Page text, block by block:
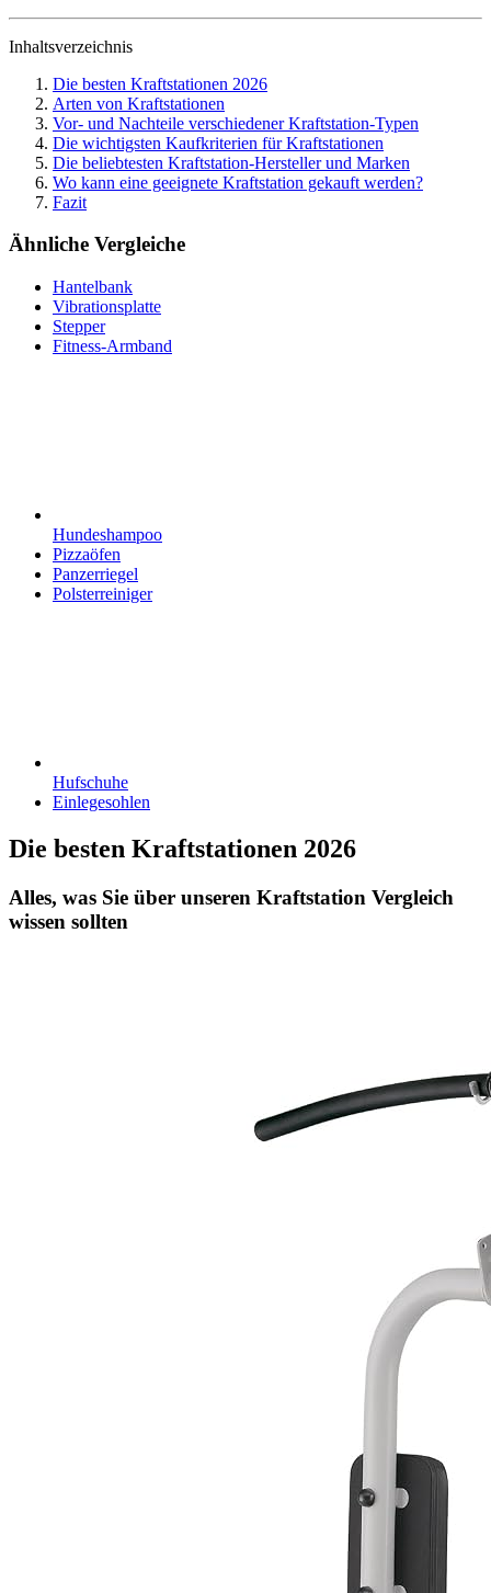
Inhaltsverzeichnis
Die besten Kraftstationen 2026
Arten von Kraftstationen
Vor- und Nachteile verschiedener Kraftstation-Typen
Die wichtigsten Kaufkriterien für Kraftstationen
Die beliebtesten Kraftstation-Hersteller und Marken
Wo kann eine geeignete Kraftstation gekauft werden?
Fazit
Ähnliche Vergleiche
Hantelbank
Vibrationsplatte
Stepper
Fitness-Armband
Hundeshampoo
Pizzaöfen
Panzerriegel
Polsterreiniger
Hufschuhe
Einlegesohlen
Die besten Kraftstationen 2026
Alles, was Sie über unseren Kraftstation Vergleich
wissen sollten